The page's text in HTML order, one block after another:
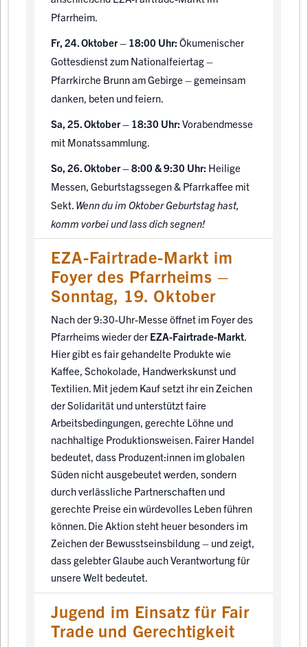
Pfarrheim.
Fr, 24. Oktober – 18:00 Uhr: Ökumenischer
Gottesdienst zum Nationalfeiertag –
Pfarrkirche Brunn am Gebirge – gemeinsam
danken, beten und feiern.
Sa, 25. Oktober – 18:30 Uhr: Vorabendmesse
mit Monatssammlung.
So, 26. Oktober – 8:00 & 9:30 Uhr: Heilige
Messen, Geburtstagssegen & Pfarrkaffee mit
Sekt. Wenn du im Oktober Geburtstag hast,
komm vorbei und lass dich segnen!
EZA-Fairtrade-Markt im
Foyer des Pfarrheims –
Sonntag, 19. Oktober
Nach der 9:30-Uhr-Messe öffnet im Foyer des
Pfarrheims wieder der EZA-Fairtrade-Markt.
Hier gibt es fair gehandelte Produkte wie
Kaffee, Schokolade, Handwerkskunst und
Textilien. Mit jedem Kauf setzt ihr ein Zeichen
der Solidarität und unterstützt faire
Arbeitsbedingungen, gerechte Löhne und
nachhaltige Produktionsweisen. Fairer Handel
bedeutet, dass Produzent:innen im globalen
Süden nicht ausgebeutet werden, sondern
durch verlässliche Partnerschaften und
gerechte Preise ein würdevolles Leben führen
können. Die Aktion steht heuer besonders im
Zeichen der Bewusstseinsbildung – und zeigt,
dass gelebter Glaube auch Verantwortung für
unsere Welt bedeutet.
Jugend im Einsatz für Fair
Trade und Gerechtigkeit